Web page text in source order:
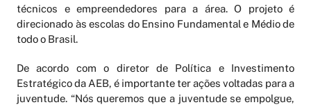
técnicos e empreendedores para a área. O projeto é
direcionado às escolas do Ensino Fundamental e Médio de
todo o Brasil.
De acordo com o diretor de Política e Investimento
Estratégico da AEB, é importante ter ações voltadas para a
juventude. “Nós queremos que a juventude se empolgue,